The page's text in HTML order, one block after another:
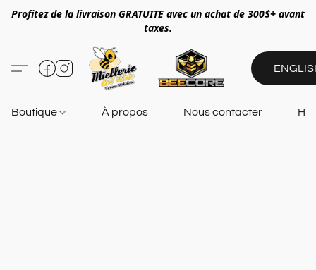
Profitez de la livraison GRATUITE avec un achat de 300$+ avant
taxes.
Boutique À propos Nous contacter